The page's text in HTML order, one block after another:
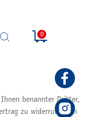
SUCHE
0
Ihnen benannter Dritter,
zu widerrufen, an